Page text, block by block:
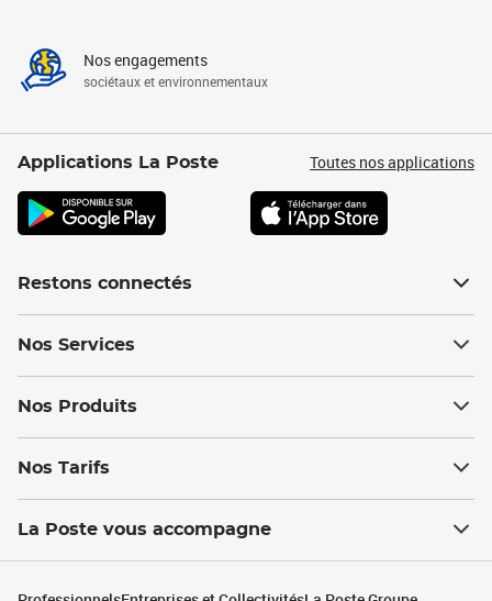
Nos engagements
sociétaux et environnementaux
Applications La Poste Toutes nos applications
Restons connectés
Nos Services
Nos Produits
Nos Tarifs
La Poste vous accompagne